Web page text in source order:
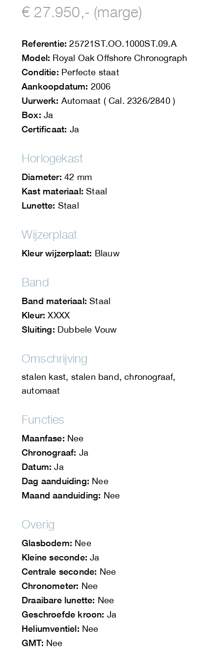
€ 27.950,- (marge)
Referentie: 25721ST.OO.1000ST.09.A
Model: Royal Oak Offshore Chronograph
Conditie: Perfecte staat
Aankoopdatum: 2006
Uurwerk: Automaat ( Cal. 2326/2840 )
Box: Ja
Certificaat: Ja
Horlogekast
Diameter: 42 mm
Kast materiaal: Staal
Lunette: Staal
Wijzerplaat
Kleur wijzerplaat: Blauw
Band
Band materiaal: Staal
Kleur: XXXX
Sluiting: Dubbele Vouw
Omschrijving
stalen kast, stalen band, chronograaf,
automaat
Functies
Maanfase: Nee
Chronograaf: Ja
Datum: Ja
Dag aanduiding: Nee
Maand aanduiding: Nee
Overig
Glasbodem: Nee
Kleine seconde: Ja
Centrale seconde: Nee
Chronometer: Nee
Draaibare lunette: Nee
Geschroefde kroon: Ja
Heliumventiel: Nee
GMT: Nee